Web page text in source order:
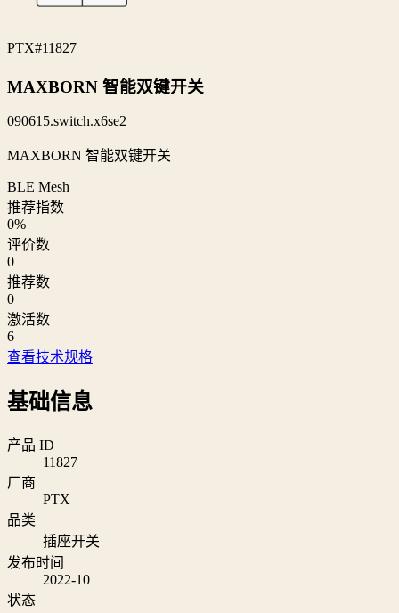
PTX#11827
MAXBORN 智能双键开关
090615.switch.x6se2
MAXBORN 智能双键开关
BLE Mesh
推荐指数
0%
评价数
0
推荐数
0
激活数
6
查看技术规格
基础信息
产品 ID
11827
厂商
PTX
品类
插座开关
发布时间
2022-10
状态